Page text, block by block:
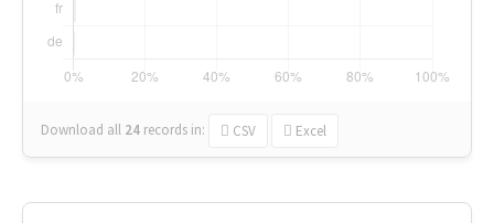
Download all 24 records in: CSV Excel